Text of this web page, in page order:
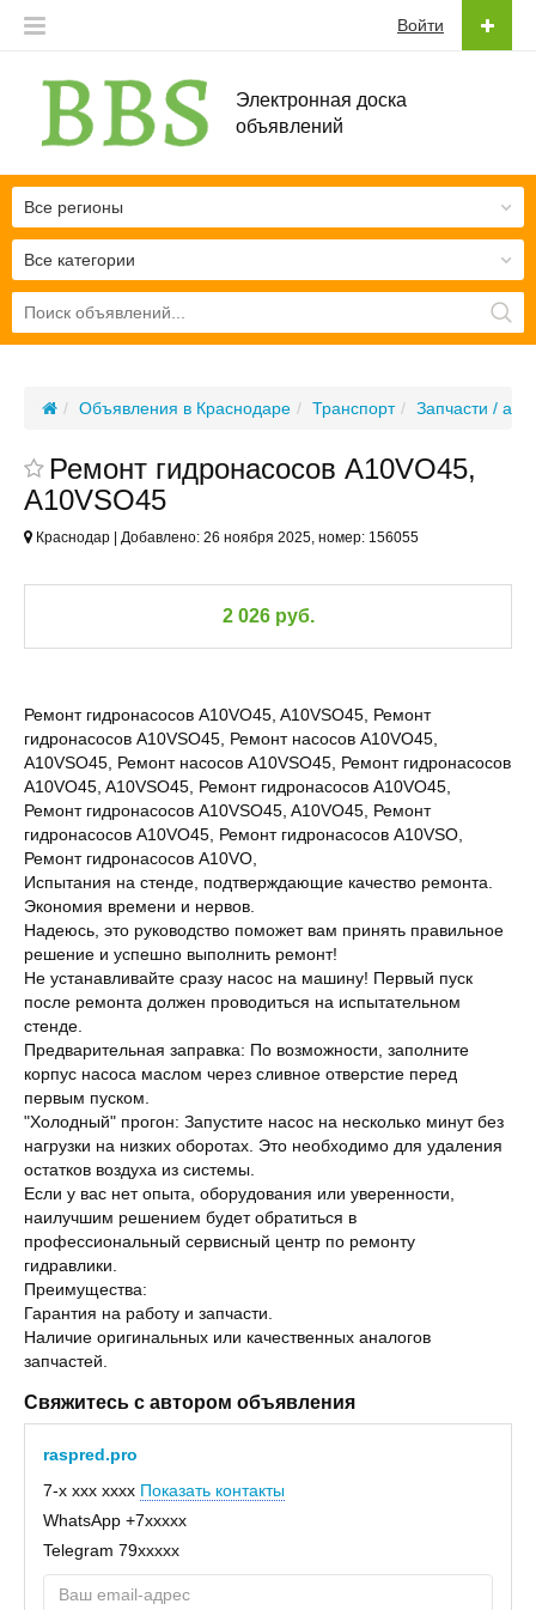
Электронная доска
объявлений
Войти
Все категории
Все регионы
Объявления в Краснодаре Транспорт Запчасти /
Ремонт гидронасосов A10VO45,
A10VSO45
Краснодар | Добавлено: 26 ноября 2025, номер: 156055
2 026 руб.
Ремонт гидронасосов A10VO45, A10VSO45, Ремонт
гидронасосов A10VSO45, Ремонт насосов A10VO45,
A10VSO45, Ремонт насосов A10VSO45, Ремонт гидронасосов
A10VO45, A10VSO45, Ремонт гидронасосов A10VO45,
Ремонт гидронасосов A10VSO45, A10VO45, Ремонт
гидронасосов A10VO45, Ремонт гидронасосов A10VSO,
Ремонт гидронасосов A10VO,
Испытания на стенде, подтверждающие качество ремонта.
Экономия времени и нервов.
Надеюсь, это руководство поможет вам принять правильное
решение и успешно выполнить ремонт!
Не устанавливайте сразу насос на машину! Первый пуск
после ремонта должен проводиться на испытательном
стенде.
Предварительная заправка: По возможности, заполните
корпус насоса маслом через сливное отверстие перед
первым пуском.
"Холодный" прогон: Запустите насос на несколько минут без
нагрузки на низких оборотах. Это необходимо для удаления
остатков воздуха из системы.
Если у вас нет опыта, оборудования или уверенности,
наилучшим решением будет обратиться в
профессиональный сервисный центр по ремонту
гидравлики.
Преимущества:
Гарантия на работу и запчасти.
Наличие оригинальных или качественных аналогов
запчастей.
Свяжитесь с автором объявления
raspred.pro
7-x xxx xxxx Показать контакты
WhatsApp +7xxxxx
Telegram 79xxxxx